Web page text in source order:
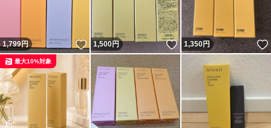
1,799円 いいね！
1,500円 いいね！
1,350円
最大10%対象